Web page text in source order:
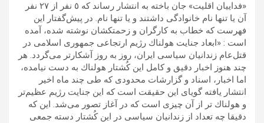
«فداييان اقليت» جان باخته به انتشار رساند كه ٥ نفر از ٢٧ نفر
آن يا تنها نام خانوادگى داشتند و يا تنها نام. در پيش‌گفتار اين
فهرست كه خطاب به كارگران و زحمتكشان نوشته شده، آمده
است : «ابعاد جنايت هولناك رژيم ارتجاعى جمهورى اسلامى در
قتل‌عام زندانيان سياسى ايران، روز به روز آشكارتر مى‌گردد. هر
چند هنوز اخبار دقيق و كامل اين كُشتار هولناك به دست نيامده،
اما اخبار، اسناد و گزارشات محدودى كه طى چند ماه اخير
انتشار يافته گوياى اين حقيقت است كه اين جنايت رژيم عظيم‌تر
و هولناك تر از آن چيزى‌ است كه در آغاز تصور مى‌شد. اين كه
دقيقا چه تعداد از زندانيان سياسى در اين كُشتار دسته جمعى